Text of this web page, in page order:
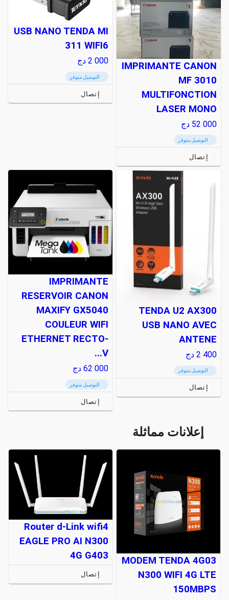
IMPRIMANTE CANON
MF 3010
MULTIFONCTION
LASER MONO
52 000 دج
التوصيل متوفر
إتصال
USB NANO TENDA MI
311 WIFI6
2 000 دج
التوصيل متوفر
إتصال
TENDA U2 AX300
USB NANO AVEC
ANTENE
2 400 دج
التوصيل متوفر
إتصال
IMPRIMANTE
RESERVOIR CANON
MAXIFY GX5040
COULEUR WIFI
ETHERNET RECTO-
V...
62 000 دج
التوصيل متوفر
إتصال
إعلانات مماثلة
MODEM TENDA 4G03
N300 WIFI 4G LTE
150MBPS
Router d-Link wifi4
EAGLE PRO AI N300
4G G403
إتصال